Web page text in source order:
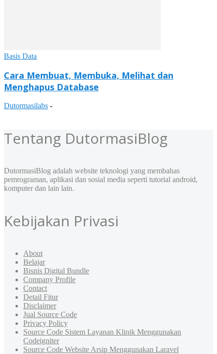
Basis Data
Cara Membuat, Membuka, Melihat dan
Menghapus Database
Dutormasilabs -
Tentang DutormasiBlog
DutormasiBlog adalah website teknologi yang membahas
pemrograman, aplikasi dan sosial media seperti tutorial android,
komputer dan lain lain.
Kebijakan Privasi
About
Belajar
Bisnis Digital Bundle
Company Profile
Contact
Detail Fitur
Disclaimer
Jual Source Code
Privacy Policy
Source Code Sistem Layanan Klinik Menggunakan
Codeigniter
Source Code Website Arsip Menggunakan Laravel